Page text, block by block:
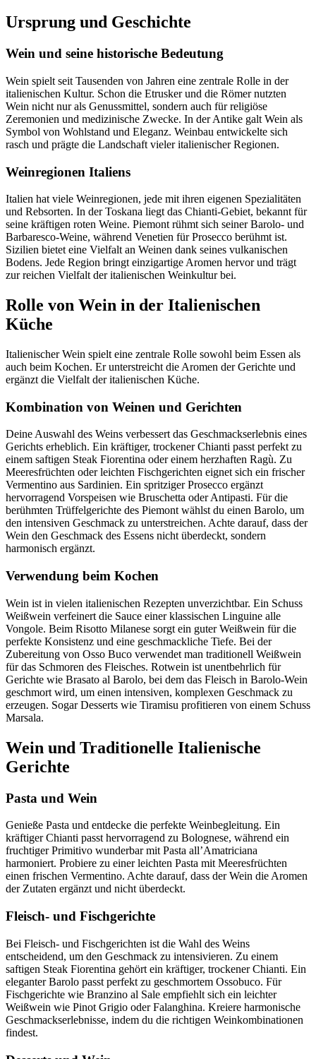
Ursprung und Geschichte
Wein und seine historische Bedeutung
Wein spielt seit Tausenden von Jahren eine zentrale Rolle in der
italienischen Kultur. Schon die Etrusker und die Römer nutzten
Wein nicht nur als Genussmittel, sondern auch für religiöse
Zeremonien und medizinische Zwecke. In der Antike galt Wein als
Symbol von Wohlstand und Eleganz. Weinbau entwickelte sich
rasch und prägte die Landschaft vieler italienischer Regionen.
Weinregionen Italiens
Italien hat viele Weinregionen, jede mit ihren eigenen Spezialitäten
und Rebsorten. In der Toskana liegt das Chianti-Gebiet, bekannt für
seine kräftigen roten Weine. Piemont rühmt sich seiner Barolo- und
Barbaresco-Weine, während Venetien für Prosecco berühmt ist.
Sizilien bietet eine Vielfalt an Weinen dank seines vulkanischen
Bodens. Jede Region bringt einzigartige Aromen hervor und trägt
zur reichen Vielfalt der italienischen Weinkultur bei.
Rolle von Wein in der Italienischen
Küche
Italienischer Wein spielt eine zentrale Rolle sowohl beim Essen als
auch beim Kochen. Er unterstreicht die Aromen der Gerichte und
ergänzt die Vielfalt der italienischen Küche.
Kombination von Weinen und Gerichten
Deine Auswahl des Weins verbessert das Geschmackserlebnis eines
Gerichts erheblich. Ein kräftiger, trockener Chianti passt perfekt zu
einem saftigen Steak Fiorentina oder einem herzhaften Ragù. Zu
Meeresfrüchten oder leichten Fischgerichten eignet sich ein frischer
Vermentino aus Sardinien. Ein spritziger Prosecco ergänzt
hervorragend Vorspeisen wie Bruschetta oder Antipasti. Für die
berühmten Trüffelgerichte des Piemont wählst du einen Barolo, um
den intensiven Geschmack zu unterstreichen. Achte darauf, dass der
Wein den Geschmack des Essens nicht überdeckt, sondern
harmonisch ergänzt.
Verwendung beim Kochen
Wein ist in vielen italienischen Rezepten unverzichtbar. Ein Schuss
Weißwein verfeinert die Sauce einer klassischen Linguine alle
Vongole. Beim Risotto Milanese sorgt ein guter Weißwein für die
perfekte Konsistenz und eine geschmackliche Tiefe. Bei der
Zubereitung von Osso Buco verwendet man traditionell Weißwein
für das Schmoren des Fleisches. Rotwein ist unentbehrlich für
Gerichte wie Brasato al Barolo, bei dem das Fleisch in Barolo-Wein
geschmort wird, um einen intensiven, komplexen Geschmack zu
erzeugen. Sogar Desserts wie Tiramisu profitieren von einem Schuss
Marsala.
Wein und Traditionelle Italienische
Gerichte
Pasta und Wein
Genieße Pasta und entdecke die perfekte Weinbegleitung. Ein
kräftiger Chianti passt hervorragend zu Bolognese, während ein
fruchtiger Primitivo wunderbar mit Pasta all’Amatriciana
harmoniert. Probiere zu einer leichten Pasta mit Meeresfrüchten
einen frischen Vermentino. Achte darauf, dass der Wein die Aromen
der Zutaten ergänzt und nicht überdeckt.
Fleisch- und Fischgerichte
Bei Fleisch- und Fischgerichten ist die Wahl des Weins
entscheidend, um den Geschmack zu intensivieren. Zu einem
saftigen Steak Fiorentina gehört ein kräftiger, trockener Chianti. Ein
eleganter Barolo passt perfekt zu geschmortem Ossobuco. Für
Fischgerichte wie Branzino al Sale empfiehlt sich ein leichter
Weißwein wie Pinot Grigio oder Falanghina. Kreiere harmonische
Geschmackserlebnisse, indem du die richtigen Weinkombinationen
findest.